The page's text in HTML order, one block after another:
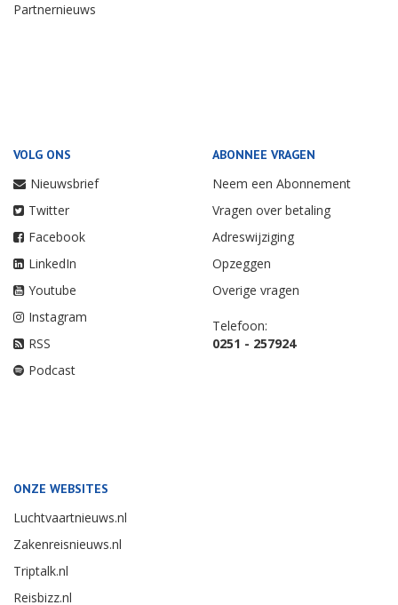
Partnernieuws
VOLG ONS
Nieuwsbrief
Twitter
Facebook
LinkedIn
Youtube
Instagram
RSS
Podcast
ABONNEE VRAGEN
Neem een Abonnement
Vragen over betaling
Adreswijziging
Opzeggen
Overige vragen
Telefoon:
0251 - 257924
ONZE WEBSITES
Luchtvaartnieuws.nl
Zakenreisnieuws.nl
Triptalk.nl
Reisbizz.nl